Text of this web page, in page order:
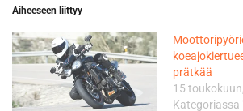
Aiheeseen liittyy
prätkää
15
Kategoriassa